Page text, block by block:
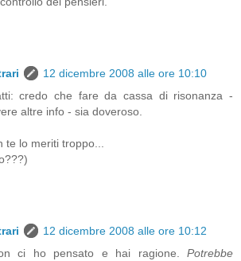
12 dicembre 2008 alle ore 10:10
credo che fare da cassa di risonanza -
altre info - sia doveroso.
te lo meriti troppo...
12 dicembre 2008 alle ore 10:12
ci ho pensato e hai ragione. Potrebbe